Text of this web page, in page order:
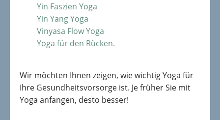
Yin Faszien Yoga
Yin Yang Yoga
Vinyasa Flow Yoga
Yoga für den Rücken.
Wir möchten Ihnen zeigen, wie wichtig Yoga für
Ihre Gesundheitsvorsorge ist. Je früher Sie mit
Yoga anfangen, desto besser!